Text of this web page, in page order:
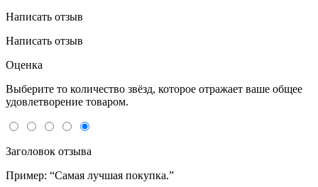
Написать отзыв
Написать отзыв
Оценка
Выберите то количество звёзд, которое отражает ваше общее
удовлетворение товаром.
Заголовок отзыва
Пример: “Самая лучшая покупка.”